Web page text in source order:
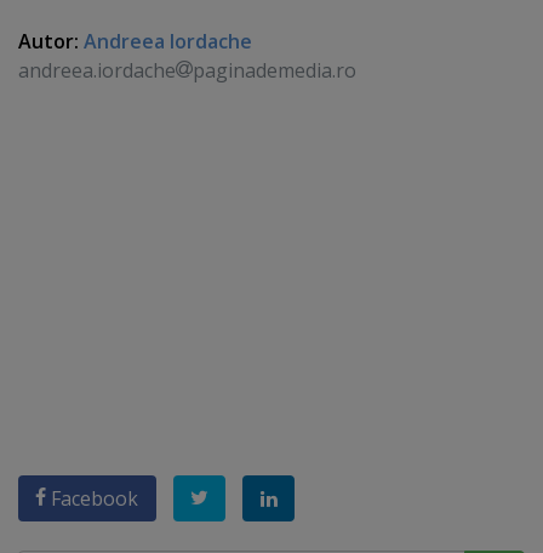
Autor: Andreea Iordache
andreea.iordache
paginademedia.ro
Facebook